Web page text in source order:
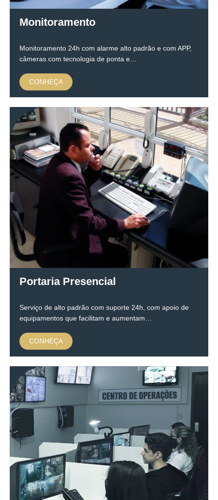
Monitoramento
Monitoramento 24h com alarme alto padrão e com APP,
câmeras com tecnologia de ponta e…
CONHEÇA
Portaria Presencial
Serviço de alto padrão com suporte 24h, com apoio de
equipamentos que facilitam e aumentam…
CONHEÇA